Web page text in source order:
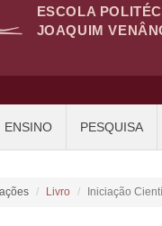
ESCOLA
JOAQUIM
ENSINO PESQUISA
Livro Iniciação